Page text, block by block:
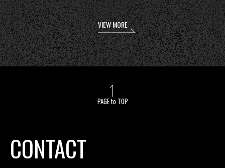
VIEW MORE
PAGE to TOP
CONTACT